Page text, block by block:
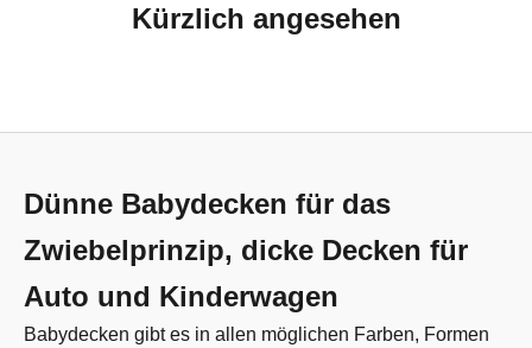
Kürzlich angesehen
Dünne Babydecken für das
Zwiebelprinzip, dicke Decken für
Auto und Kinderwagen
Babydecken gibt es in allen möglichen Farben, Formen